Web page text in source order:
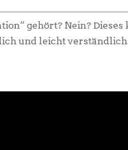
gehört? Nein?
und leicht